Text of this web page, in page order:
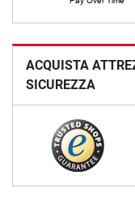
ACQUISTA
SICUREZZA